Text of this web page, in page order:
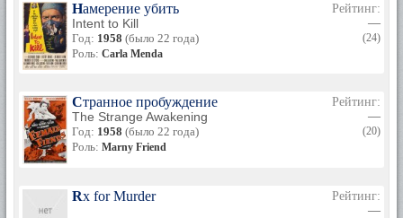
Намерение убить
Intent to Kill
Год: 1958 (было 22 года)
Роль: Carla Menda
Рейтинг:
—
(24)
Странное пробуждение
The Strange Awakening
Год: 1958 (было 22 года)
Роль: Marny Friend
Рейтинг:
—
(20)
Rx for Murder
Рейтинг:
—